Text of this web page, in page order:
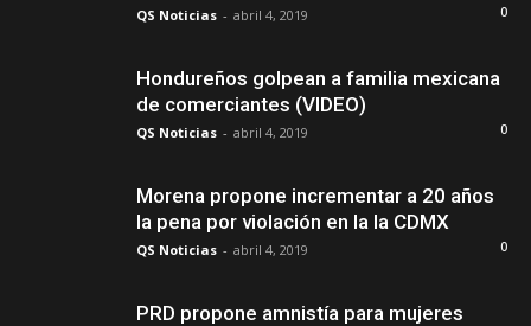
QS Noticias - abril 4, 2019 0
Hondureños golpean a familia mexicana
de comerciantes (VIDEO)
QS Noticias - abril 4, 2019 0
Morena propone incrementar a 20 años
la pena por violación en la la CDMX
QS Noticias - abril 4, 2019 0
PRD propone amnistía para mujeres